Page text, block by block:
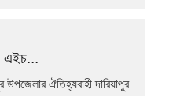
এইচ...
ঐতিহ্যবাহী দারিয়াপুর